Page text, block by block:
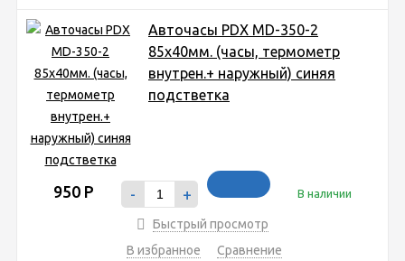
Авточасы PDX MD-350-2
85x40мм. (часы, термометр
внутрен.+ наружный) синяя
подстветка
950 Р - + В наличии
Быстрый просмотр
В избранное
Сравнение